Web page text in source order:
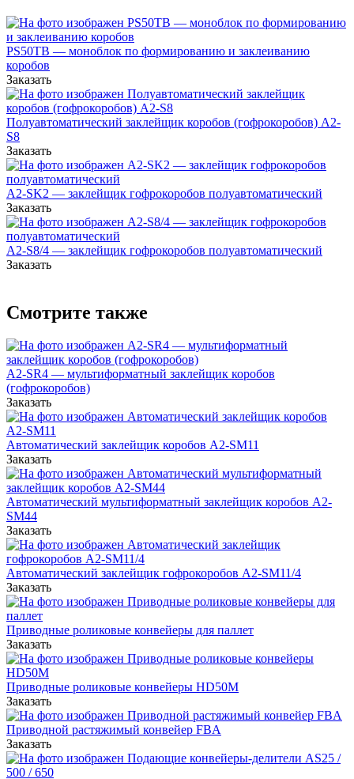
PS50TB — моноблок по формированию и заклеиванию
коробов
Заказать
Полуавтоматический заклейщик коробов (гофрокоробов) А2-
S8
Заказать
A2-SK2 — заклейщик гофрокоробов полуавтоматический
Заказать
А2-S8/4 — заклейщик гофрокоробов полуавтоматический
Заказать
Смотрите также
A2-SR4 — мультиформатный заклейщик коробов
(гофрокоробов)
Заказать
Автоматический заклейщик коробов А2-SM11
Заказать
Автоматический мультиформатный заклейщик коробов A2-
SM44
Заказать
Автоматический заклейщик гофрокоробов A2-SM11/4
Заказать
Приводные роликовые конвейеры для паллет
Заказать
Приводные роликовые конвейеры HD50M
Заказать
Приводной растяжимый конвейер FBA
Заказать